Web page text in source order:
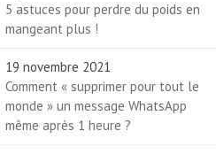
5 astuces pour perdre du poids en
mangeant plus !
19 novembre 2021
Comment « supprimer pour tout le
monde » un message WhatsApp
même après 1 heure ?